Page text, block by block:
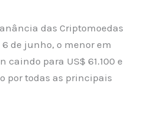
das Criptomoedas
de junho, o menor em
caindo para US$ 61.100 e
por todas as principais